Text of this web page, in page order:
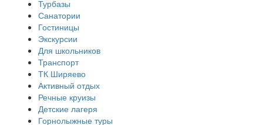
Турбазы
Санатории
Гостиницы
Экскурсии
Для школьников
Транспорт
ТК Ширяево
Активный отдых
Речные круизы
Детские лагеря
Горнолыжные туры